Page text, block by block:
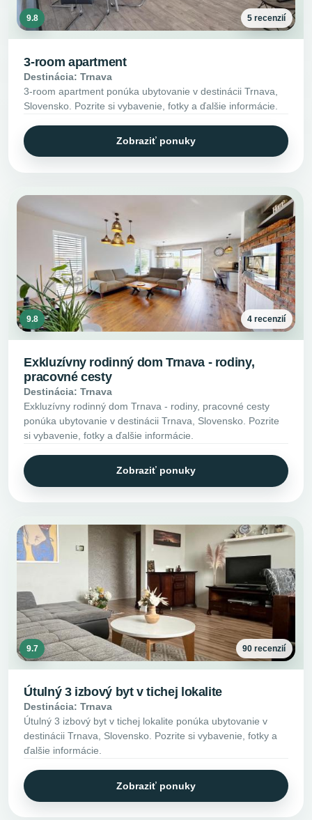
9.8 5 recenzií
3-room apartment
Destinácia: Trnava
3-room apartment ponúka ubytovanie v destinácii Trnava,
Slovensko. Pozrite si vybavenie, fotky a ďalšie informácie.
Zobraziť ponuky
9.8 4 recenzií
Exkluzívny rodinný dom Trnava - rodiny,
pracovné cesty
Destinácia: Trnava
Exkluzívny rodinný dom Trnava - rodiny, pracovné cesty
ponúka ubytovanie v destinácii Trnava, Slovensko. Pozrite
si vybavenie, fotky a ďalšie informácie.
Zobraziť ponuky
9.7 90 recenzií
Útulný 3 izbový byt v tichej lokalite
Destinácia: Trnava
Útulný 3 izbový byt v tichej lokalite ponúka ubytovanie v
destinácii Trnava, Slovensko. Pozrite si vybavenie, fotky a
ďalšie informácie.
Zobraziť ponuky